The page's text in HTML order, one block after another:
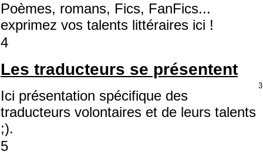
Poèmes, romans, Fics, FanFics...
exprimez vos talents littéraires ici !
4
Les traducteurs se présentent
Ici présentation spécifique des
traducteurs volontaires et de leurs talents
;).
3
5